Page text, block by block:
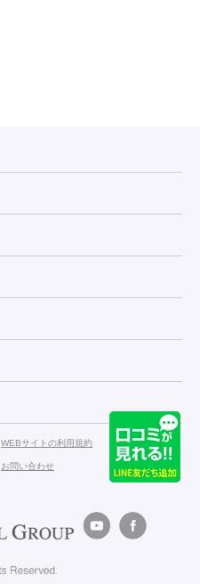
WEBサイトの利用規約
お問い合わせ